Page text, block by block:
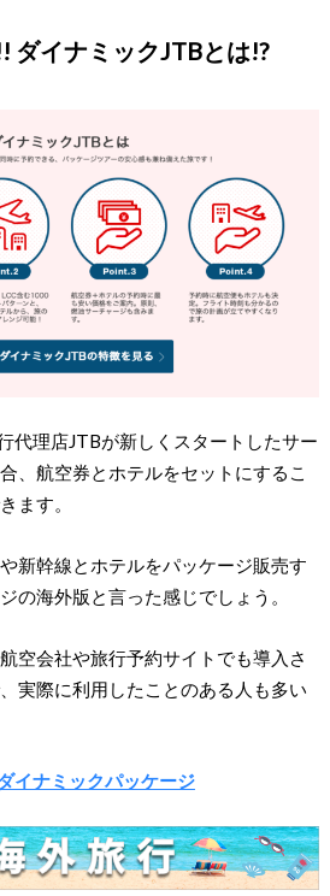
ダイナミックJTBとは!?
代理店JTBが新しくスタートしたサー
、航空券とホテルをセットにするこ
ます。
新幹線とホテルをパッケージ販売す
の海外版と言った感じでしょう。
空会社や旅行予約サイトでも導入さ
実際に利用したことのある人も多い
イナミックパッケージ